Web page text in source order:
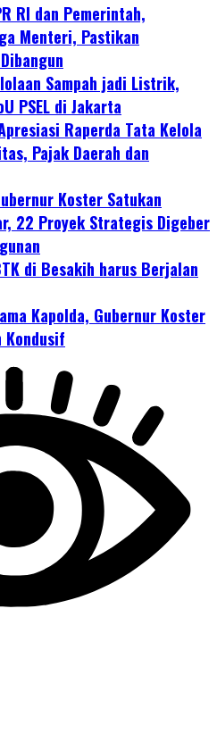
RI dan Pemerintah,
Menteri, Pastikan
Sampah jadi Listrik,
PSEL di Jakarta
Raperda Tata Kelola
Pajak Daerah dan
Koster Satukan
22 Proyek Strategis Digeber
di Besakih harus Berjalan
Kapolda, Gubernur Koster
Kondusif